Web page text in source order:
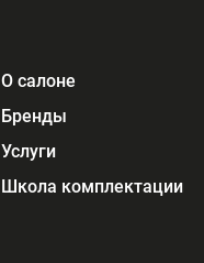
О салоне
Бренды
Услуги
Школа комплектации